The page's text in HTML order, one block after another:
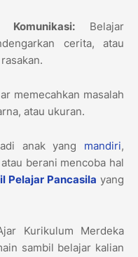
Belajar
cerita, atau
memecahkan masalah
atau ukuran.
anak yang mandiri,
berani mencoba hal
Pelajar Pancasila yang
Kurikulum Merdeka
sambil belajar kalian